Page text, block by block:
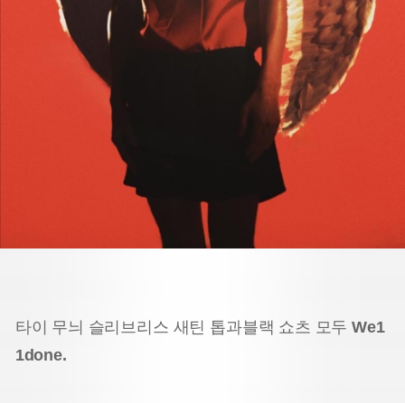
타이 무늬 슬리브리스 새틴 톱과블랙 쇼츠 모두 We1
1done.